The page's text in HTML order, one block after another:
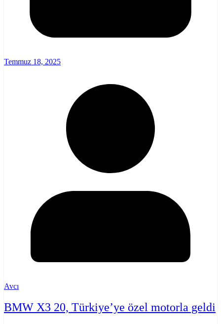
Temmuz 18, 2025
Avcı
BMW X3 20, Türkiye’ye özel motorla geldi